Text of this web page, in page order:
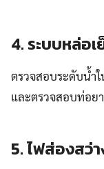
4. ระบบหล่อเ
ตรวจสอบระดับน้ำ
และตรวจสอบท่อย
5. ไฟส่องสว่